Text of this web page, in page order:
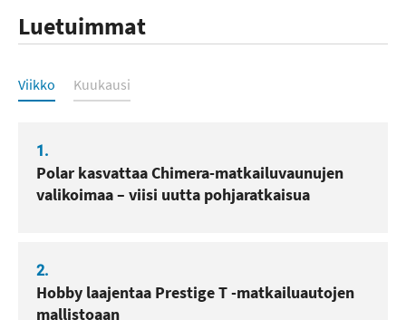
Luetuimmat
Luetuimmat
Viikko Kuukausi
1.
Polar kasvattaa Chimera-matkailuvaunujen
valikoimaa – viisi uutta pohjaratkaisua
2.
Hobby laajentaa Prestige T -matkailuautojen
mallistoaan